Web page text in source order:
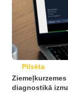
Pilsēta
diagnostikā